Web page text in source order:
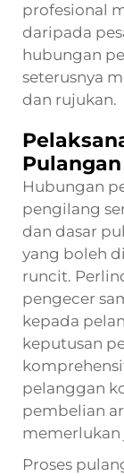
profesional
daripada
hubungan
seterusnya
dan rujukan.
Pulangan
Hubungan
pengilang
dan dasar
yang boleh
runcit.
pengecer
kepada
keputusan
pelanggan
pembelian
memerlukan
Proses